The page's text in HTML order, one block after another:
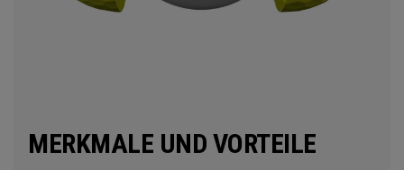
MERKMALE UND VORTEILE